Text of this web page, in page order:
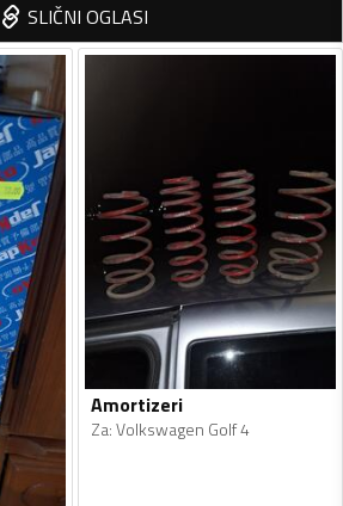
SLIČNI OGLASI
Amortizeri
Za:Volkswagen Golf 4